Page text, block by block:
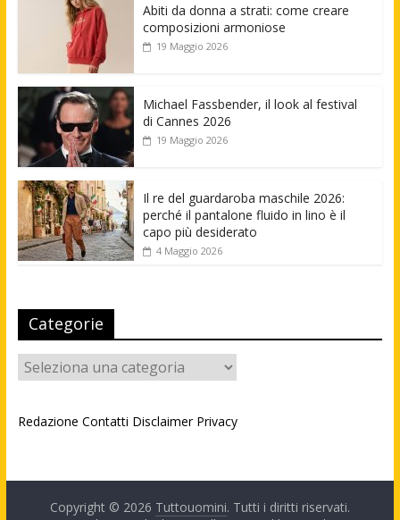
Abiti da donna a strati: come creare
composizioni armoniose
19 Maggio 2026
Michael Fassbender, il look al festival
di Cannes 2026
19 Maggio 2026
Il re del guardaroba maschile 2026:
perché il pantalone fluido in lino è il
capo più desiderato
4 Maggio 2026
Categorie
Categorie
Redazione Contatti Disclaimer Privacy
Copyright © 2026 Tuttouomini. Tutti i diritti riservati.